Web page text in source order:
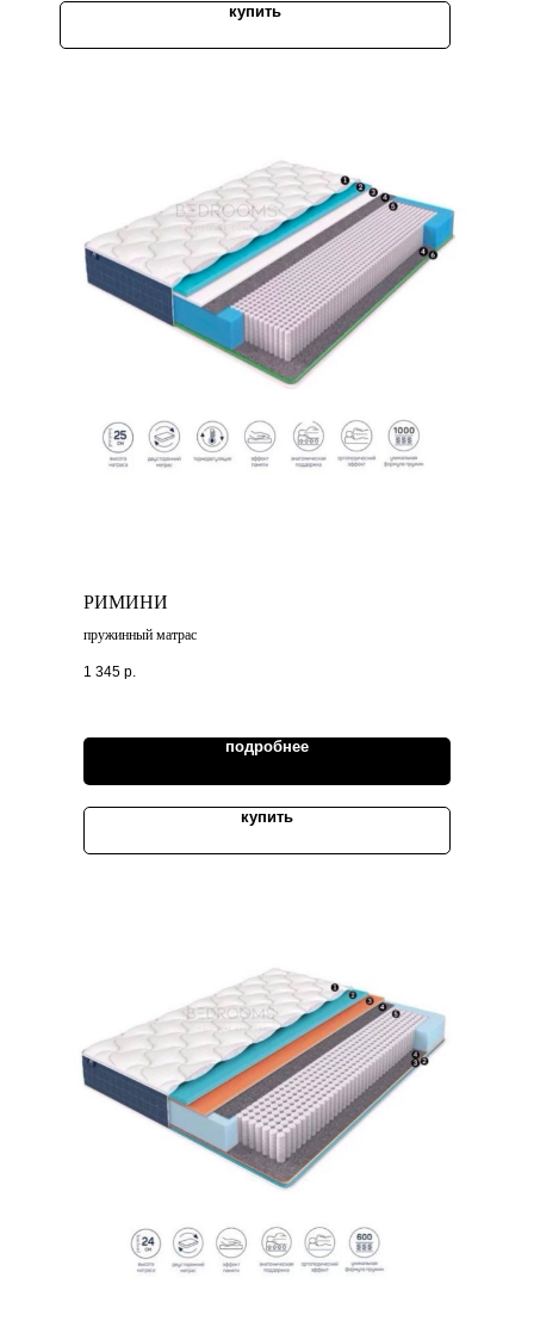
купить
РИМИНИ
пружинный матрас
1 345 р.
подробнее
купить